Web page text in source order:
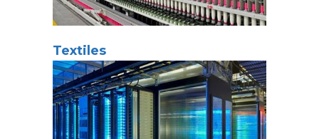
Textiles